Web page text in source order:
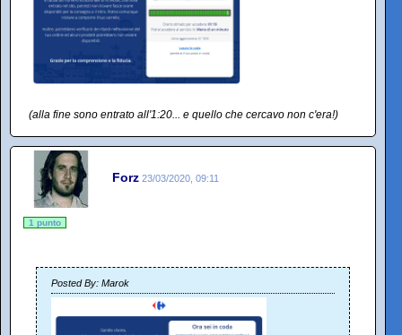
(alla fine sono entrato all'1:20... e quello che cercavo non c'era!)
Forz 23/03/2020, 09:11
1 punto
Posted By: Marok